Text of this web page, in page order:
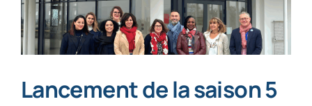
Lancement de la saison 5